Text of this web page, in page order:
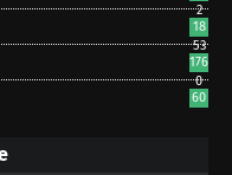
2
18
53
176
0
60